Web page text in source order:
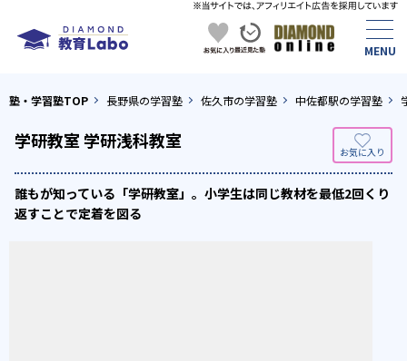
塾・学習塾TOP 長野県の学習塾 佐久市の学習塾 中佐都駅の学習塾
学研教室 学研浅科教室
誰もが知っている「学研教室」。小学生は同じ教材を最低2回くり
返すことで定着を図る